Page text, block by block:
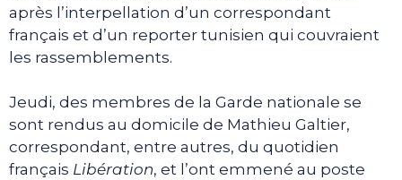
après l’interpellation d’un correspondant
français et d’un reporter tunisien qui couvraient
les rassemblements.
Jeudi, des membres de la Garde nationale se
sont rendus au domicile de Mathieu Galtier,
correspondant, entre autres, du quotidien
français Libération, et l’ont emmené au poste